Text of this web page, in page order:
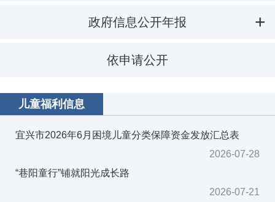
政府信息公开年报
依申请公开
儿童福利信息
宜兴市2026年6月困境儿童分类保障资金发放汇总表
2026-07-28
“巷阳童行”铺就阳光成长路
2026-07-21